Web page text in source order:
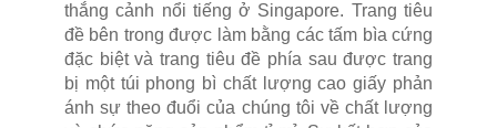
thắng cảnh nổi tiếng ở Singapore. Trang tiêu
đề bên trong được làm bằng các tấm bìa cứng
đặc biệt và trang tiêu đề phía sau được trang
bị một túi phong bì chất lượng cao giấy phản
ánh sự theo đuổi của chúng tôi về chất lượng